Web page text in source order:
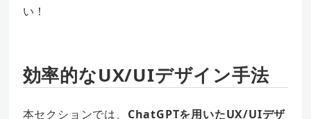
い！
効率的なUX/UIデザイン手法
本セクションでは、 ChatGPTを用いたUX/UIデザ